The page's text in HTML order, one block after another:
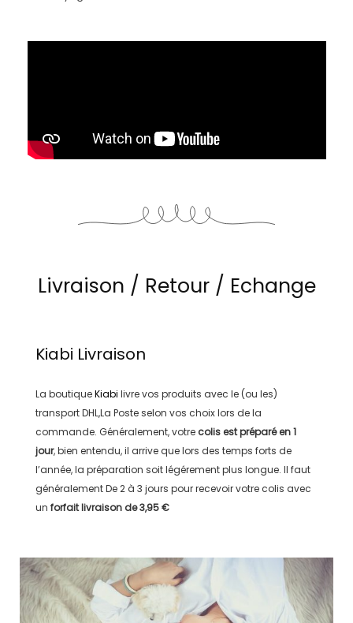
Livraison / Retour / Echange
Kiabi Livraison
La boutiqueKiabi livre vos produits avec le (ou les)
transportDHL,La Posteselon vos choix lors de la
commande. Généralement, votre colis est préparé en1
jour, bien entendu, il arrive que lors des temps forts de
l’année, la préparation soit légérement plus longue. Il faut
généralementDe 2 à 3 jours pour recevoir votre colis avec
un forfait livraison de3,95 €